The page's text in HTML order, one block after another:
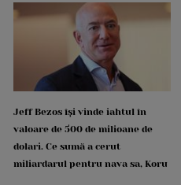
Jeff Bezos își vinde iahtul în
valoare de 500 de milioane de
dolari. Ce sumă a cerut
miliardarul pentru nava sa, Koru